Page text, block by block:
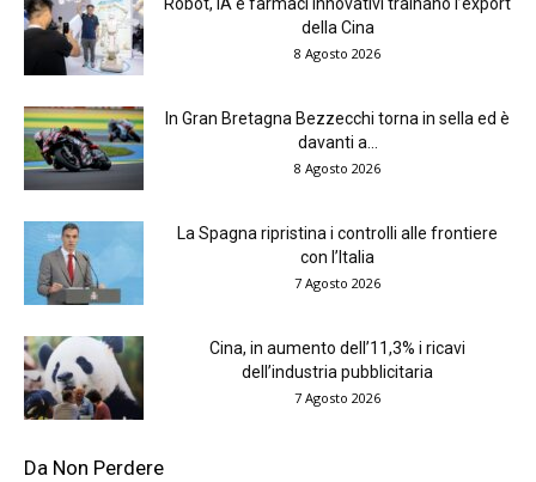
della Cina
8 Agosto 2026
In Gran Bretagna Bezzecchi torna in sella ed è
davanti a...
8 Agosto 2026
La Spagna ripristina i controlli alle frontiere
con l’Italia
7 Agosto 2026
Cina, in aumento dell’11,3% i ricavi
dell’industria pubblicitaria
7 Agosto 2026
Da Non Perdere